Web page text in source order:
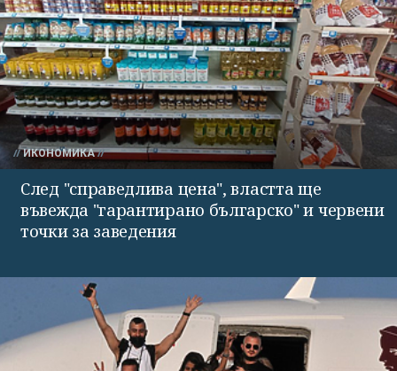
ИКОНОМИКА
След "справедлива цена", властта ще
въвежда "гарантирано българско" и червени
точки за заведения